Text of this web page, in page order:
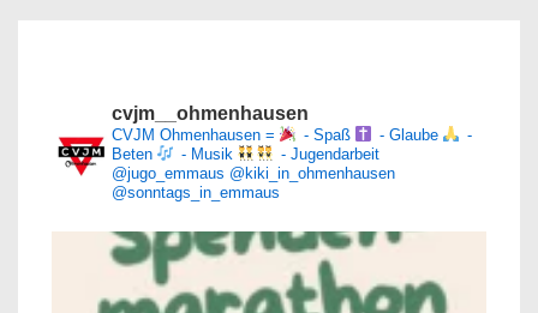
cvjm__ohmenhausen
CVJM Ohmenhausen = - Spaß - Glaube
-
Beten
- Musik
- Jugendarbeit
@jugo_emmaus @kiki_in_ohmenhausen
@sonntags_in_emmaus